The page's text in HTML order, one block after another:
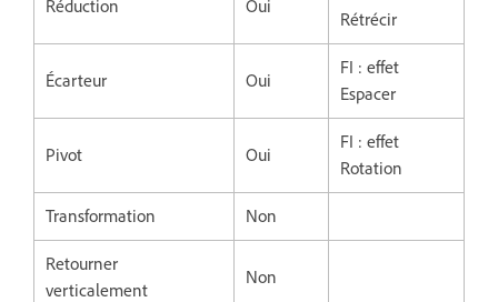
Réduction Oui
Rétrécir
Écarteur Oui
FI : effet
Espacer
Pivot Oui
FI : effet
Rotation
Transformation Non
Retourner
verticalement
Non